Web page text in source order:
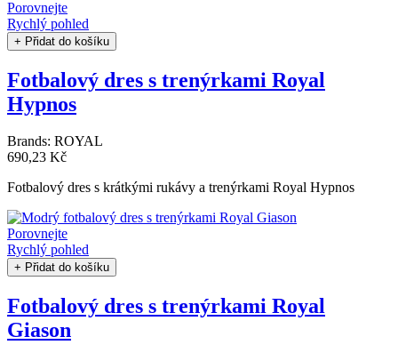
Porovnejte
Rychlý pohled
+ Přidat do košíku
Fotbalový dres s trenýrkami Royal
Hypnos
Brands: ROYAL
690,23 Kč
Fotbalový dres s krátkými rukávy a trenýrkami Royal Hypnos
Porovnejte
Rychlý pohled
+ Přidat do košíku
Fotbalový dres s trenýrkami Royal
Giason